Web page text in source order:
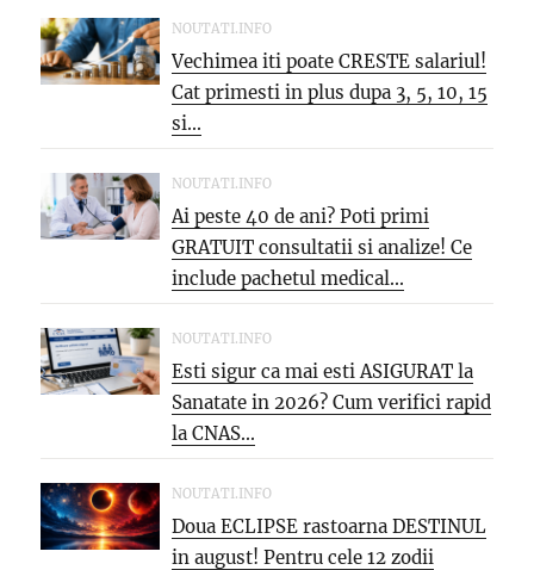
NOUTATI.INFO
Vechimea iti poate CRESTE salariul!
Cat primesti in plus dupa 3, 5, 10, 15
si...
NOUTATI.INFO
Ai peste 40 de ani? Poti primi
GRATUIT consultatii si analize! Ce
include pachetul medical...
NOUTATI.INFO
Esti sigur ca mai esti ASIGURAT la
Sanatate in 2026? Cum verifici rapid
la CNAS...
NOUTATI.INFO
Doua ECLIPSE rastoarna DESTINUL
in august! Pentru cele 12 zodii